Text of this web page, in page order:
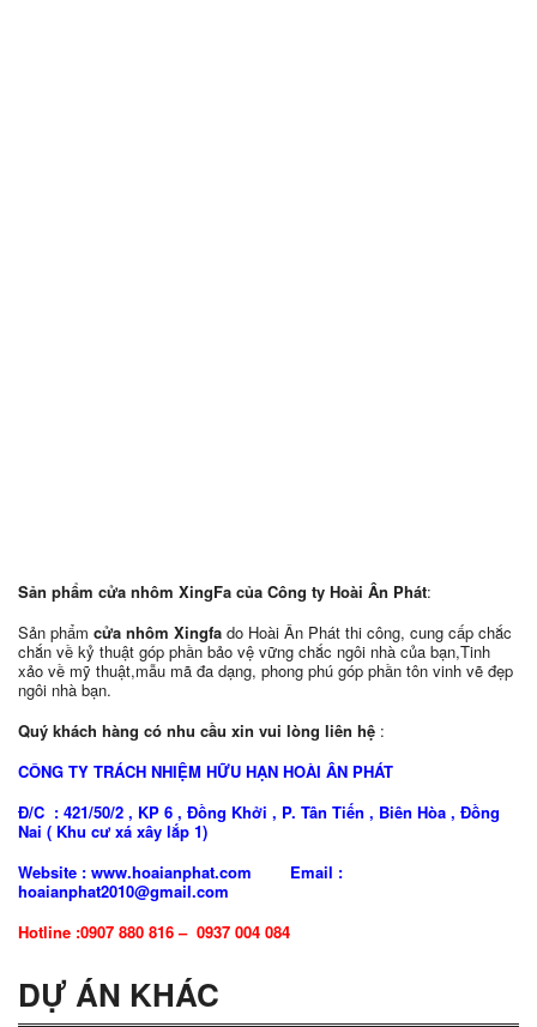
Sản phẩm cửa nhôm XingFa của Công ty Hoài Ân Phát:
Sản phẩm cửa nhôm Xingfa do Hoài Ân Phát thi công, cung cấp chắc
chắn về kỷ thuật góp phần bảo vệ vững chắc ngôi nhà của bạn,Tinh
xảo về mỹ thuật,mẫu mã đa dạng, phong phú góp phần tôn vinh vẽ đẹp
ngôi nhà bạn.
Quý khách hàng có nhu cầu xin vui lòng liên hệ :
CÔNG TY TRÁCH NHIỆM HỮU HẠN HOÀI ÂN PHÁT
Đ/C : 421/50/2 , KP 6 , Đồng Khởi , P. Tân Tiến , Biên Hòa , Đồng
Nai ( Khu cư xá xây lắp 1)
Website : www.hoaianphat.com Email :
hoaianphat2010@gmail.com
Hotline :0907 880 816 – 0937 004 084
DỰ ÁN KHÁC